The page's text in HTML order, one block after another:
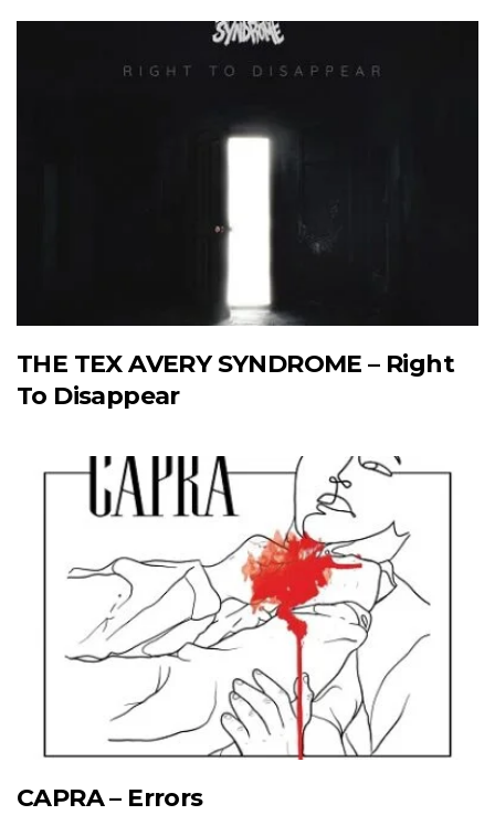
THE TEX AVERY SYNDROME – Right
To Disappear
CAPRA – Errors